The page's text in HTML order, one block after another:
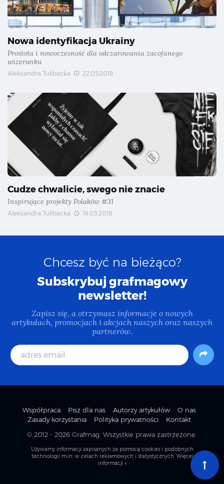
Nowa identyfikacja Ukrainy
Prostota i nowoczesność dla odczarowania zacofanego
wizerunku
Aleksandra Tulibacka 22.05.2018
Cudze chwalicie, swego nie znacie
Inspirujące projekty Polaków #31
Aleksandra Tulibacka 19.03.2018
Chcesz być na bieżąco?
Subskrybuj grafmagowy
newsletter!
Zapisz się, a otrzymasz informacje o nowych
artykułach, promocjach i akcjach naszych oraz naszych
partnerów.
Współpraca Pisz dla nas Autorzy artykułów
O nas
Zasady korzystania
Polityka prywatności
Kontakt
© 2012 - 2026 Grafmag . Wszystkie prawa zastrzeżone.
Używamy informacji zapisanych za pomocą cookies i podobnych
technologii m.in. w celach reklamowych i statystycznych. Więcej
informacji »